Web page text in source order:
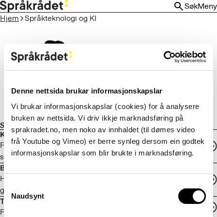
Denne nettsida brukar informasjonskapslar
Vi brukar informasjonskapslar (cookies) for å analysere
bruken av nettsida. Vi driv ikkje marknadsføring på
sprakradet.no, men noko av innhaldet (til dømes video
frå Youtube og Vimeo) er berre synleg dersom ein godtek
informasjonskapslar som blir brukte i marknadsføring.
Selection
Naudsynt
HOPP
TIL
SøkMeny
Hjem
Språkteknologi og KI
Språkteknologi og kunstig intelligens
Krav til språk i digitale løysingar
For eigarar, innkjøparar og utviklarar av digitale produkt med
språkteknologi for offentleg sektor
Bidra med data på bokmål og nynorsk
Hvilke språkdata bør virksomheten dele, og hvordan kan dere
gjøre det?
Tilgang til språkdata på bokmål og nynorsk
Få tilgang til data og dokumentasjon.